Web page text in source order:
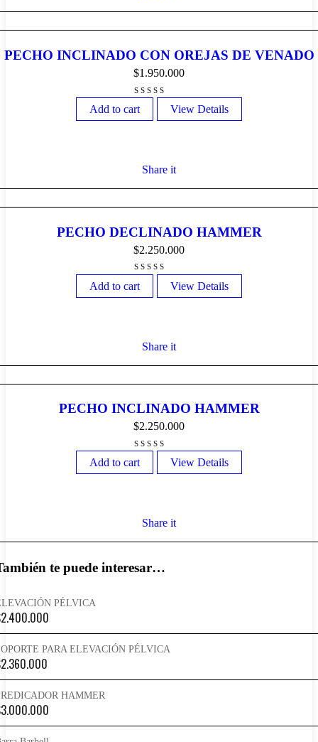
PECHO INCLINADO CON OREJAS DE VENADO
$1.950.000
Add to cart View Details
Share it
PECHO DECLINADO HAMMER
$2.250.000
Add to cart View Details
Share it
PECHO INCLINADO HAMMER
$2.250.000
Add to cart View Details
Share it
te puede interesar…
PÉLVICA
2.400.000
PARA ELEVACIÓN PÉLVICA
2.360.000
HAMMER
3.000.000